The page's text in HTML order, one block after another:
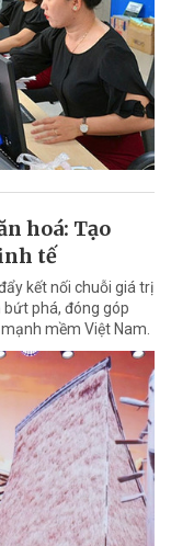
hoá: Tạo
tế
kết nối chuỗi giá trị
phá, đóng góp
mềm Việt Nam.